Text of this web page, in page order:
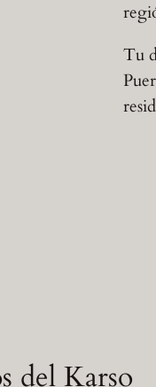
Tu
del Karso